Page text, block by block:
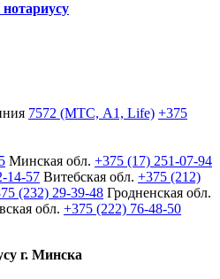
7572 (МТС, A1, Life) +375
Минская обл. +375 (17) 251-07-94
14-57 Витебская обл. +375 (212)
(232) 29-39-48 Гродненская обл.
обл. +375 (222) 76-48-50
г. Минска